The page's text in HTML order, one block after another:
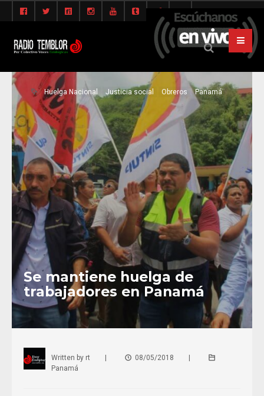
Huelga Nacional Justicia social Obreros Panamá
Se mantiene huelga de
trabajadores en Panamá
Written by rt 08/05/2018
Panamá